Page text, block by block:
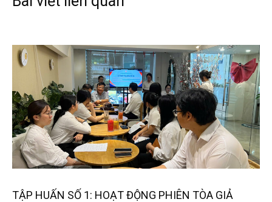
TẬP HUẤN SỐ 1: HOẠT ĐỘNG PHIÊN TÒA GIẢ